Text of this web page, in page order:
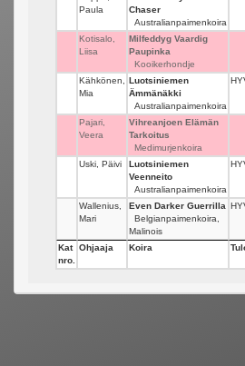
Paula
Chaser
Australianpaimenkoira
Kotisalo,
Liisa
Milfeddyg Vaardig
Paupinka
Kooikerhondje
Kähkönen,
Mia
Luotsiniemen
Ämmänäkki
Australianpaimenkoira
Pajari,
Veera
Vihreanjoen Elämän
Tarkoitus
Medimurjenkoira
Uski, Päivi
Luotsiniemen
Veenneito
Australianpaimenkoira
Wallenius,
Mari
Even Darker Guerrilla
Belgianpaimenkoira,
Malinois
Kat
nro.
Ohjaaja Koira